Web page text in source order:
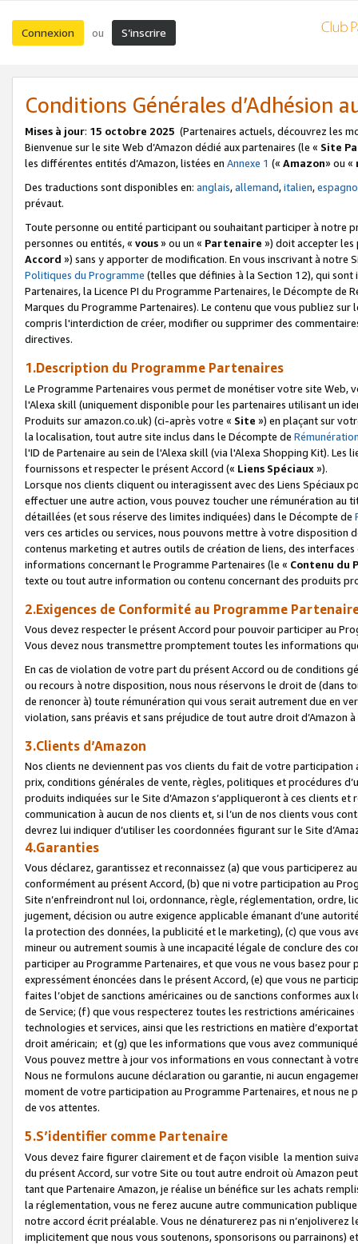
Connexion ou S’inscrire
Conditions Générales d’Adhésion
Mises à jour: 15 octobre 2025 (Partenaires actuels, découvrez les
Bienvenue sur le site Web d’Amazon dédié aux partenaires (le « Site
les différentes entités d’Amazon, listées en Annexe 1 (« Amazon» ou «
Des traductions sont disponibles en: anglais,allemand,italien,
prévaut.
Toute personne ou entité participant ou souhaitant participer à notre
personnes ou entités, « vous» ou un « Partenaire ») doit accepter les
Accord ») sans y apporter de modification. En vous inscrivant à notre
Politiques du Programme (telles que définies à la Section 12), qui
Partenaires, la Licence PI du Programme Partenaires, le Décompte de
Marques du Programme Partenaires). Le contenu que vous publiez
compris l'interdiction de créer, modifier ou supprimer des
directives.
1.Description du Programme Partenaires
Le Programme Partenaires vous permet de monétiser votre site Web,
l'Alexa skill (uniquement disponible pour les partenaires utilisant un
Produits sur amazon.co.uk) (ci-après votre « Site ») en plaçant sur
la localisation, tout autre site inclus dans le Décompte de
l'ID de Partenaire au sein de l'Alexa skill (via l'Alexa Shopping Kit).
fournissons et respecter le présent Accord (« Liens Spéciaux»).
Lorsque nos clients cliquent ou interagissent avec des Liens Spéciaux
effectuer une autre action, vous pouvez toucher une rémunération
détaillées (et sous réserve des limites indiquées) dans le Décompte de
vers ces articles ou services, nous pouvons mettre à votre disposition
contenus marketing et autres outils de création de liens, des
informations concernant le Programme Partenaires (le « Contenu du
texte ou tout autre information ou contenu concernant des produits
2.Exigences de Conformité au Programme
Vous devez respecter le présent Accord pour pouvoir participer au
Vous devez nous transmettre promptement toutes les informations
En cas de violation de votre part du présent Accord ou de conditions
ou recours à notre disposition, nous nous réservons le droit de (dans
de renoncer à) toute rémunération qui vous serait autrement due en
violation, sans préavis et sans préjudice de tout autre droit
3.Clients d’Amazon
Nos clients ne deviennent pas vos clients du fait de votre
prix, conditions générales de vente, règles, politiques et procédures
produits indiquées sur le Site d’Amazon s’appliqueront à ces clients
communication à aucun de nos clients et, si l’un de nos clients vous
devrez lui indiquer d’utiliser les coordonnées figurant sur le Site
4.Garanties
Vous déclarez, garantissez et reconnaissez (a) que vous participerez
conformément au présent Accord, (b) que ni votre participation au
Site n’enfreindront nul loi, ordonnance, règle, réglementation, ordre,
jugement, décision ou autre exigence applicable émanant d’une
la protection des données, la publicité et le marketing), (c) que vous
mineur ou autrement soumis à une incapacité légale de conclure des
participer au Programme Partenaires, et que vous ne vous basez
expressément énoncées dans le présent Accord, (e) que vous ne
faites l’objet de sanctions américaines ou de sanctions conformes
de Service; (f) que vous respecterez toutes les restrictions
technologies et services, ainsi que les restrictions en matière
droit américain; et (g) que les informations que vous avez
Vous pouvez mettre à jour vos informations en vous connectant à
Nous ne formulons aucune déclaration ou garantie, ni aucun
moment de votre participation au Programme Partenaires, et nous
de vos attentes.
5.S’identifier comme Partenaire
Vous devez faire figurer clairement et de façon visible la mention
du présent Accord, sur votre Site ou tout autre endroit où Amazon
tant que Partenaire Amazon, je réalise un bénéfice sur les achats
la réglementation, vous ne ferez aucune autre communication
notre accord écrit préalable. Vous ne dénaturerez pas ni
implicitement que nous vous soutenons, sponsorisons ou parrainons)